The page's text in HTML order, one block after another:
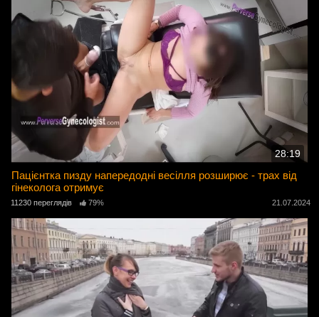
28:19
Пацієнтка пизду напередодні весілля розширює - трах від
гінеколога отримує
11230 переглядів 79% 21.07.2024